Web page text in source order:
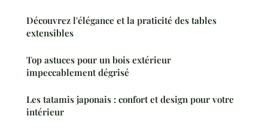
Découvrez l'élégance et la praticité des tables
extensibles
Top astuces pour un bois extérieur
impeccablement dégrisé
Les tatamis japonais : confort et design pour votre
intérieur